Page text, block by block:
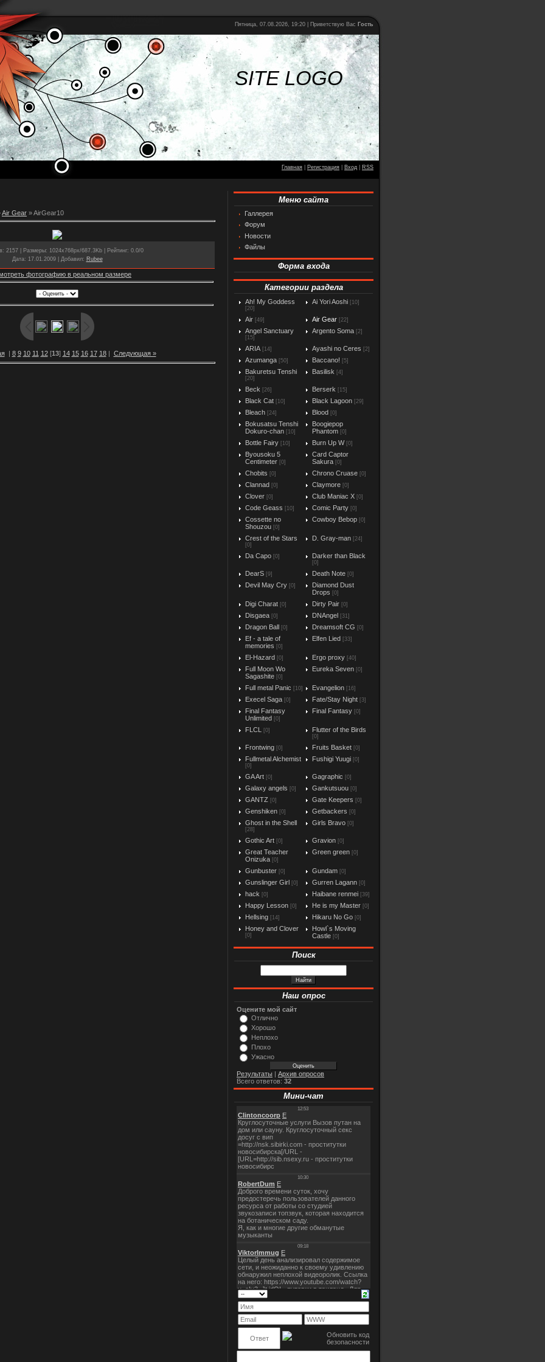
Пятница, 07.08.2026, 19:20 | Приветствую Вас Гость
SITE LOGO
Главная Регистрация Вход RSS
Air Gear » AirGear10
: 2157 | Размеры: 1024x768px/687.3Kb | Рейтинг: 0.0/0
Дата: 17.01.2009 | Добавил: Rubee
фотографию в реальном размере
| 8 9 10 11 12[13] 14 15 16 17 18| Следующая »
Меню сайта
Галлерея
Форум
Новости
Файлы
Форма входа
Категории раздела
Ah! My Goddess
[20]
Ai Yori Aoshi [10]
Air [49] Air Gear [22]
Angel Sanctuary
[15]
Argento Soma [2]
ARIA [14] Ayashi no Ceres [2]
Azumanga [50] Baccano! [5]
Bakuretsu Tenshi
[20]
Basilisk [4]
Beck [26] Berserk [15]
Black Cat [10] Black Lagoon [29]
Bleach [24] Blood [0]
Bokusatsu Tenshi
Dokuro-chan [10]
Boogiepop
Phantom [0]
Bottle Fairy [10] Burn Up W [0]
Byousoku 5
Centimeter [0]
Card Captor
Sakura [0]
Chobits [0] Chrono Cruase [0]
Clannad [0] Claymore [0]
Clover [0] Club Maniac X [0]
Code Geass [10] Comic Party [0]
Cossette no
Shouzou [0]
Cowboy Bebop [0]
Crest of the Stars
[0]
D. Gray-man [24]
Da Capo [0] Darker than Black
[0]
DearS [9] Death Note [0]
Devil May Cry [0]
Diamond Dust
Drops [0]
Digi Charat [0] Dirty Pair [0]
Disgaea [0] DNAngel [31]
Dragon Ball [0] Dreamsoft CG [0]
Ef - a tale of
memories [0]
Elfen Lied [33]
El-Hazard [0] Ergo proxy [40]
Full Moon Wo
Sagashite [0]
Eureka Seven [0]
Full metal Panic [10] Evangelion [16]
Execel Saga [0] Fate/Stay Night [3]
Final Fantasy
Unlimited [0]
Final Fantasy [0]
FLCL [0] Flutter of the Birds
[0]
Frontwing [0] Fruits Basket [0]
Fullmetal Alchemist
[0]
Fushigi Yuugi [0]
GA Art [0] Gagraphic [0]
Galaxy angels [0] Gankutsuou [0]
GANTZ [0] Gate Keepers [0]
Genshiken [0] Getbackers [0]
Ghost in the Shell
[28]
Girls Bravo [0]
Gothic Art [0] Gravion [0]
Great Teacher
Onizuka [0]
Green green [0]
Gunbuster [0] Gundam [0]
Gunslinger Girl [0] Gurren Lagann [0]
hack [0] Haibane renmei [39]
Happy Lesson [0] He is my Master [0]
Hellsing [14] Hikaru No Go [0]
Honey and Clover
[0]
Howl`s Moving
Castle [0]
Поиск
Наш опрос
Оцените мой сайт
Отлично
Хорошо
Неплохо
Плохо
Ужасно
Результаты | Архив опросов
Всего ответов: 32
Мини-чат